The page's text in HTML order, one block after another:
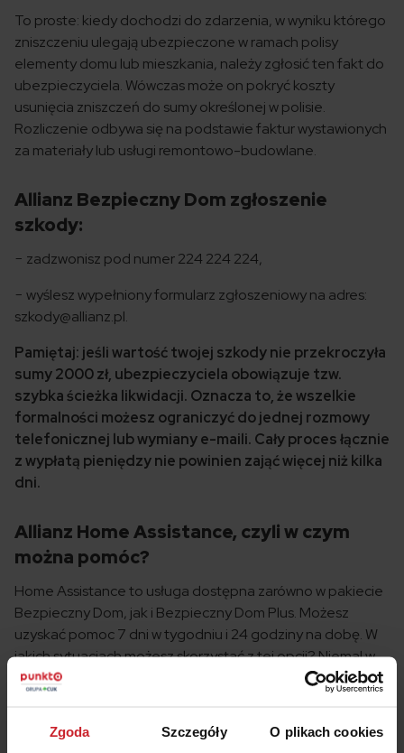
Zgoda Szczegóły O plikach cookies
To proste: kiedy dochodzi do zdarzenia, w wyniku którego
zniszczeniu ulegają ubezpieczone w ramach polisy
elementy domu lub mieszkania, należy zgłosić ten fakt do
ubezpieczyciela. Wówczas może on pokryć koszty
usunięcia zniszczeń do sumy określonej w polisie.
Rozliczenie odbywa się na podstawie faktur wystawionych
za materiały lub usługi remontowo-budowlane.
Allianz Bezpieczny Dom zgłoszenie
szkody:
− zadzwonisz pod numer 224 224 224,
− wyślesz wypełniony formularz zgłoszeniowy na adres:
szkody@allianz.pl.
Pamiętaj: jeśli wartość twojej szkody nie przekroczyła
sumy 2000 zł, ubezpieczyciela obowiązuje tzw.
szybka ścieżka likwidacji. Oznacza to, że wszelkie
formalności możesz ograniczyć do jednej rozmowy
telefonicznej lub wymiany e-maili. Cały proces łącznie
z wypłatą pieniędzy nie powinien zająć więcej niż kilka
dni.
Allianz Home Assistance, czyli w czym
można pomóc?
Home Assistance to usługa dostępna zarówno w pakiecie
Bezpieczny Dom, jak i Bezpieczny Dom Plus. Możesz
uzyskać pomoc 7 dni w tygodniu i 24 godziny na dobę. W
jakich sytuacjach możesz skorzystać z tej opcji? Niemal w
każdej! Ubezpieczyciel może zapewnić ci naprawę sprzętu
RTV, AGD, PC (nie starszego niż 5 lat), pomoc ślusarza,
Dodatkowo – jeśli twój dom czy mieszkanie nie będzie